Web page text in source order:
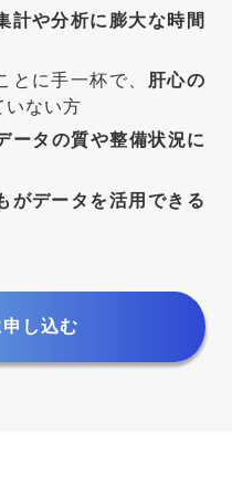
計や分析に膨大な時間
とに手一杯で、 肝心の
いない方
ータの質や整備状況に
がデータを活用できる
し込む